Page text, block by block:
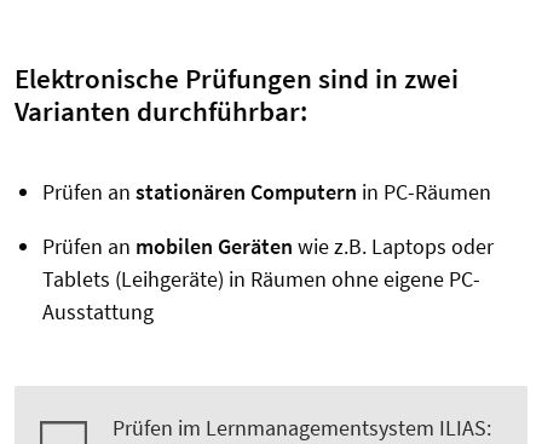
Elektronische Prüfungen sind in zwei
Varianten durchführbar:
Prüfen an stationären Computern in PC-Räumen
Prüfen an mobilen Geräten wie z.B. Laptops oder
Tablets (Leihgeräte) in Räumen ohne eigene PC-
Ausstattung
Prüfen im Lernmanagementsystem ILIAS: